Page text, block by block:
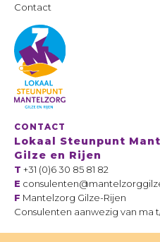
Contact
CONTACT
Lokaal Steunpunt
Gilze en Rijen
T +31 (0)6 30 85 81 82
E
F Mantelzorg Gilze-Rijen
Consulenten aanwezig van ma